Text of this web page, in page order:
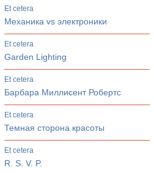
et cetera
Механика vs электроники
et cetera
Garden Lighting
et cetera
Барбара Миллисент Робертс
et cetera
Темная сторона красоты
et cetera
R. S. V. P.